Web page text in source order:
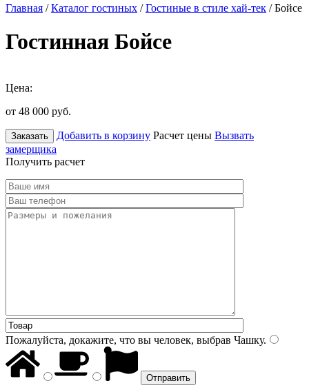
Главная /Каталог гостиных /Гостиные в стиле хай-тек / Бойсе
Гостинная Бойсе
Цена:
от 48 000 руб.
Заказать Добавить в корзину Расчет цены Вызвать
замерщика
Получить расчет
Пожалуйста, докажите, что вы человек, выбрав Чашку.